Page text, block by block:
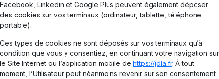
Facebook, Linkedin et Google Plus peuvent également déposer
des cookies sur vos terminaux (ordinateur, tablette, téléphone
portable).
Ces types de cookies ne sont déposés sur vos terminaux qu’à
condition que vous y consentiez, en continuant votre navigation sur
le Site Internet ou l’application mobile de https://jdla.fr. À tout
moment, l’Utilisateur peut néanmoins revenir sur son consentement